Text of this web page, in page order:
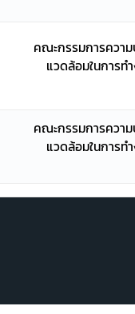
คณะกรรมการควา
แวดล้อมในการท
คณะกรรมการควา
แวดล้อมในการท